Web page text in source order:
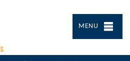
MENU